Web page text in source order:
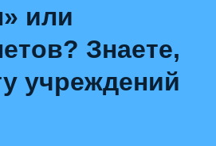
или
Знаете,
учреждений